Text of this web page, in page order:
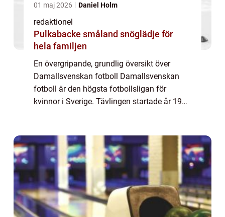
01 maj 2026 Daniel Holm
redaktionel
Pulkabacke småland snöglädje för
hela familjen
En övergripande, grundlig översikt över
Damallsvenskan fotboll Damallsvenskan
fotboll är den högsta fotbollsligan för
kvinnor i Sverige. Tävlingen startade år 1988